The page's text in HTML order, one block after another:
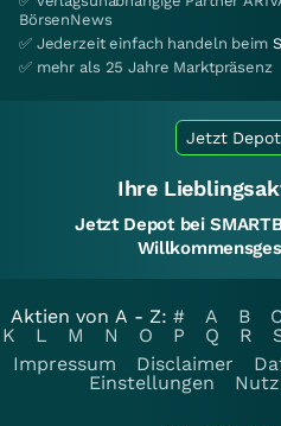
BörsenNews
✅ Jederzeit einfach handeln beim
✅ mehr als 25 Jahre Marktpräsenz
Jetzt
Ihre
Jetzt Depot bei
Aktien von A - Z: # A B C
K
L M N O P Q R
Impressum
Disclaimer
Einstellungen